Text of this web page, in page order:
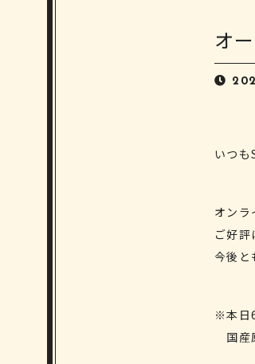
オ
いつも
オンラ
ご好評
今後と
※本日
国産